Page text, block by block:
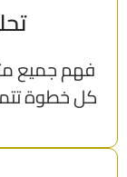
فهم جميع
كل خطوة